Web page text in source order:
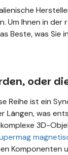
Um Ihnen in
Beste, was Sie
oder
Reihe ist ein
Längen, was
3D-
Komponenten